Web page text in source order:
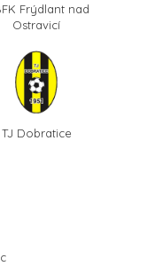
Frýdlant nad
Ostravicí
TJ Dobratice